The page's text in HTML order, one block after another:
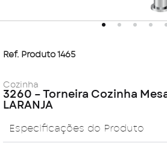
Ref. Produto 1465
Cozinha
3260 – Torneira Cozinha
LARANJA
Especificações do Produto